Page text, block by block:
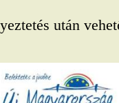
után